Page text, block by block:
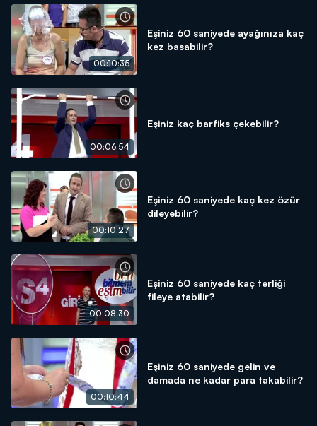
00:10:35
Eşiniz 60 saniyede ayağınıza kaç
kez basabilir?
00:06:54
Eşiniz kaç barfiks çekebilir?
00:10:27
Eşiniz 60 saniyede kaç kez özür
dileyebilir?
00:08:30
Eşiniz 60 saniyede kaç terliği
fileye atabilir?
00:10:44
Eşiniz 60 saniyede gelin ve
damada ne kadar para takabilir?